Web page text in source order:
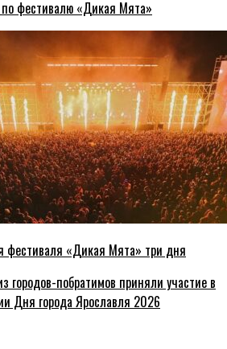
фестивалю «Дикая Мята»
фестиваля «Дикая Мята» три дня
городов-побратимов приняли участие в
Дня города Ярославля 2026